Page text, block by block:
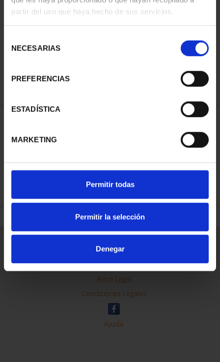
partir del uso que haya hecho de sus servicios.
NECESARIAS
PREFERENCIAS
ESTADÍSTICA
MARKETING
Permitir todas
Permitir la selección
Denegar
73,00 €
REFINAR
Contacto
Preguntas Frequentes (FAQs)
Aviso Legal
Condiciones Legales
Ayuda